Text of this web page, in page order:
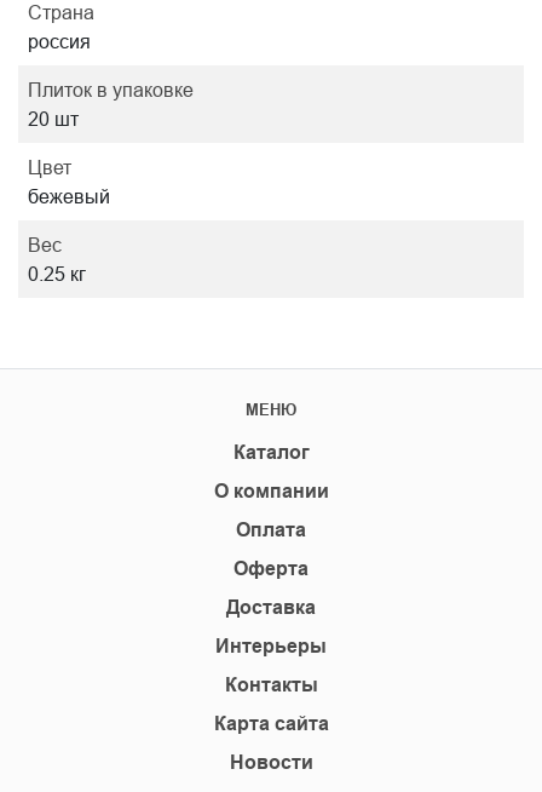
Страна
россия
Плиток в упаковке
20 шт
Цвет
бежевый
Вес
0.25 кг
МЕНЮ
Каталог
О компании
Оплата
Оферта
Доставка
Интерьеры
Контакты
Карта сайта
Новости